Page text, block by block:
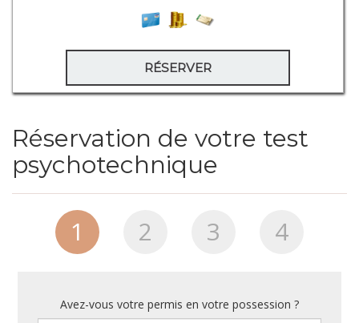
RÉSERVER
Réservation de votre test
psychotechnique
1 2 3 4
Avez-vous votre permis en votre possession ?